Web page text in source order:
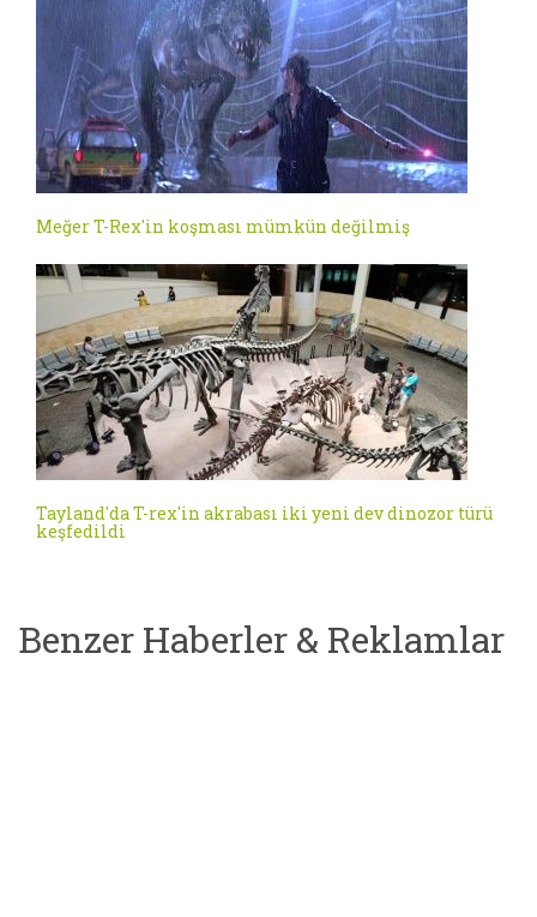
Meğer T-Rex'in koşması mümkün değilmiş
Tayland'da T-rex'in akrabası iki yeni dev dinozor türü
keşfedildi
Benzer Haberler & Reklamlar